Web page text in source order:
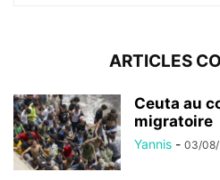
ARTICLES
Ceuta au
migratoire
Yannis - 03/